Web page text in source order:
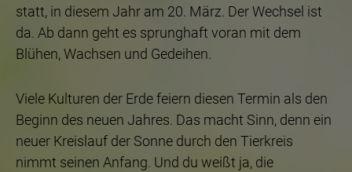
statt, in diesem Jahr am 20. März. Der Wechsel ist
da. Ab dann geht es sprunghaft voran mit dem
Blühen, Wachsen und Gedeihen.
Viele Kulturen der Erde feiern diesen Termin als den
Beginn des neuen Jahres. Das macht Sinn, denn ein
neuer Kreislauf der Sonne durch den Tierkreis
nimmt seinen Anfang. Und du weißt ja, die